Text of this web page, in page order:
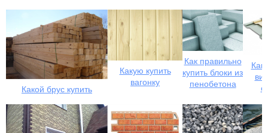
Какой брус купить
Какую купить
вагонку
Как правильно
купить блоки из
пенобетона